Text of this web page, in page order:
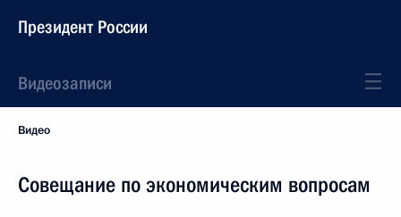
Президент России
Видеозаписи
Видео
Совещание по экономическим вопросам